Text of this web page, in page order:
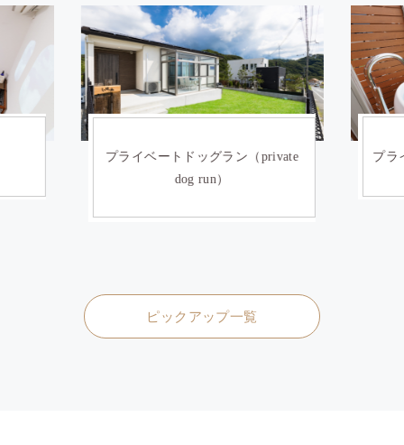
プライベートドッグラン（private
dog run）
プラ
ピックアップ一覧